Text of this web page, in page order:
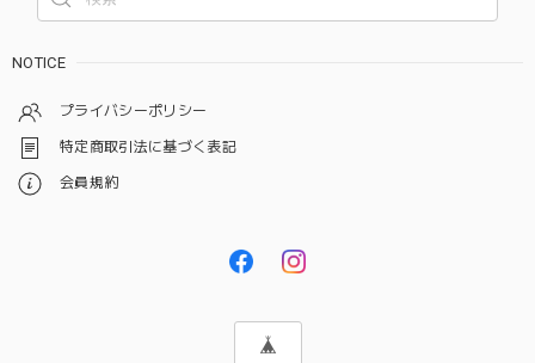
NOTICE
プライバシーポリシー
特定商取引法に基づく表記
会員規約